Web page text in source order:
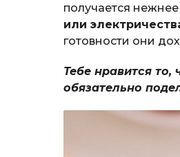
получается
или
готовности они
Тебе нравится
обязательно